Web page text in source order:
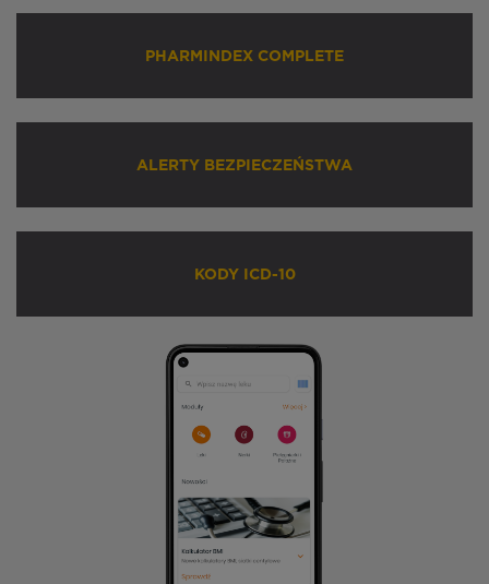
PHARMINDEX COMPLETE
ALERTY BEZPIECZEŃSTWA
KODY ICD-10